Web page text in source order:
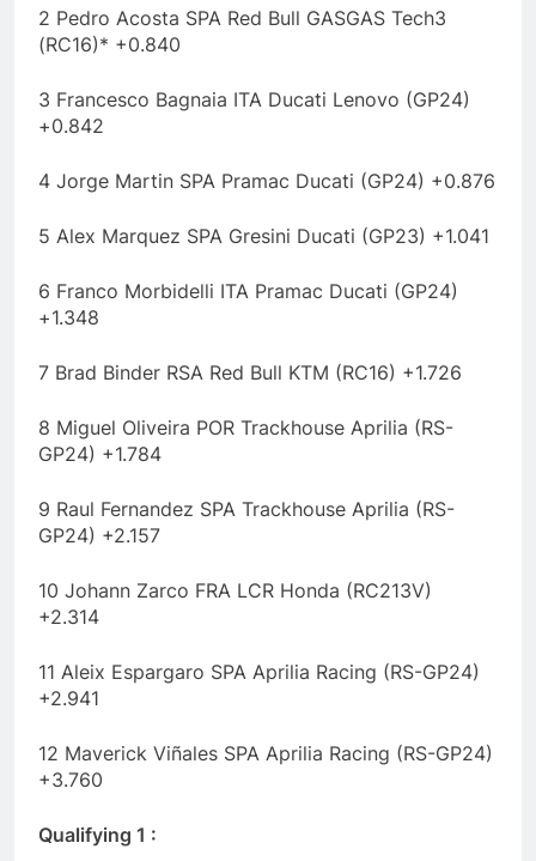
2 Pedro Acosta SPA Red Bull GASGAS Tech3
(RC16)* +0.840
3 Francesco Bagnaia ITA Ducati Lenovo (GP24)
+0.842
4 Jorge Martin SPA Pramac Ducati (GP24) +0.876
5 Alex Marquez SPA Gresini Ducati (GP23) +1.041
6 Franco Morbidelli ITA Pramac Ducati (GP24)
+1.348
7 Brad Binder RSA Red Bull KTM (RC16) +1.726
8 Miguel Oliveira POR Trackhouse Aprilia (RS-
GP24) +1.784
9 Raul Fernandez SPA Trackhouse Aprilia (RS-
GP24) +2.157
10 Johann Zarco FRA LCR Honda (RC213V)
+2.314
11 Aleix Espargaro SPA Aprilia Racing (RS-GP24)
+2.941
12 Maverick Viñales SPA Aprilia Racing (RS-GP24)
+3.760
Qualifying 1 :